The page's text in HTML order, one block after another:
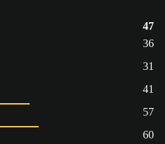
47
36
31
41
57
60